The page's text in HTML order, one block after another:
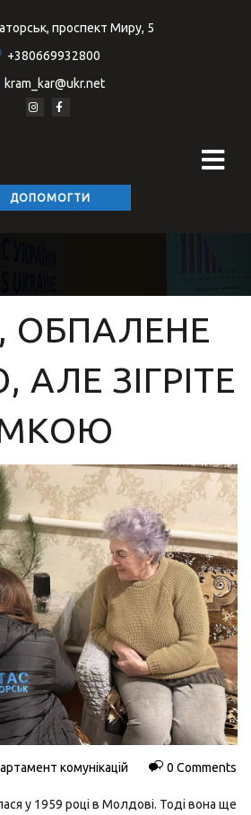
проспект Миру, 5
+380669932800
kram_kar@ukr.net
ДОПОМОГТИ
ОБПАЛЕНЕ
АЛЕ ЗІГРІТЕ
комунікацій 0 Comments
у 1959 році в Молдові. Тоді вона ще